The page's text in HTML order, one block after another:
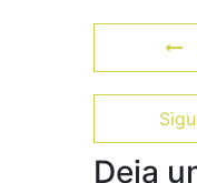
Deja